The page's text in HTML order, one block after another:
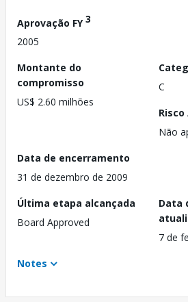
Aprovação FY3
2005
Montante do
compromisso
US$ 2.60 milhões
C
Não
Data de encerramento
31 de dezembro de 2009
Última etapa alcançada
Board Approved
Data
7 de
Notes